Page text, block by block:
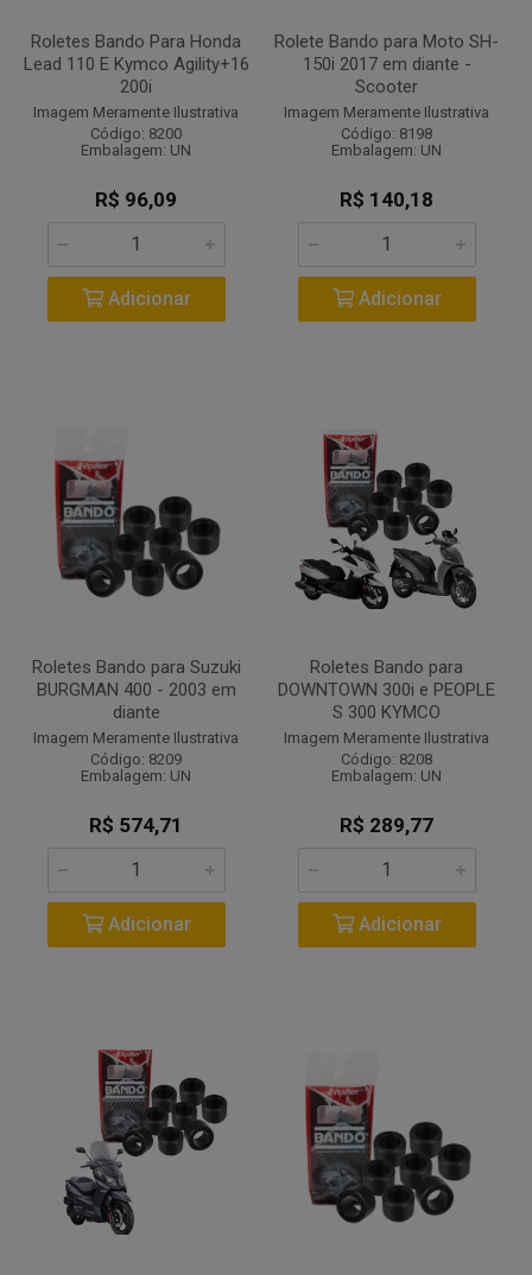
Roletes Bando Para Honda
Lead 110 E Kymco Agility+16
200i
Imagem Meramente Ilustrativa
Código: 8200
Embalagem: UN
R$ 96,09
Adicionar
Rolete Bando para Moto SH-
150i 2017 em diante -
Scooter
Imagem Meramente Ilustrativa
Código: 8198
Embalagem: UN
R$ 140,18
Adicionar
Roletes Bando para Suzuki
BURGMAN 400 - 2003 em
diante
Imagem Meramente Ilustrativa
Código: 8209
Embalagem: UN
R$ 574,71
Adicionar
Roletes Bando para
DOWNTOWN 300i e PEOPLE
S 300 KYMCO
Imagem Meramente Ilustrativa
Código: 8208
Embalagem: UN
R$ 289,77
Adicionar